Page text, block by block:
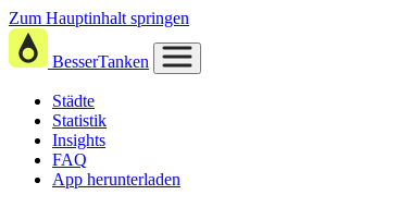
Zum Hauptinhalt springen
BesserTanken
Städte
Statistik
Insights
FAQ
App herunterladen